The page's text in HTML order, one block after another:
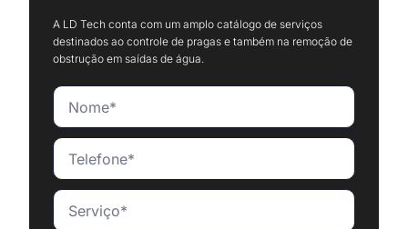
A LD Tech conta com um amplo catálogo de serviços
destinados ao controle de pragas e também na remoção de
obstrução em saídas de água.